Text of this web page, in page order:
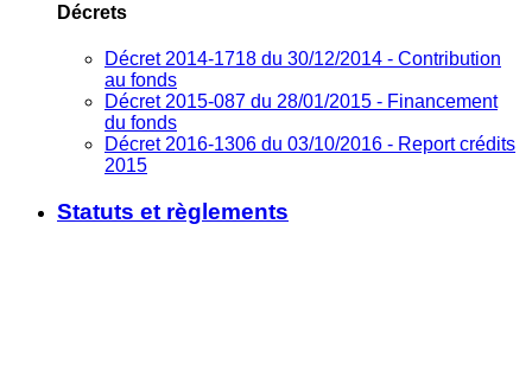
Décrets
Décret 2014-1718 du 30/12/2014 - Contribution
au fonds
Décret 2015-087 du 28/01/2015 - Financement
du fonds
Décret 2016-1306 du 03/10/2016 - Report crédits
2015
Statuts et règlements